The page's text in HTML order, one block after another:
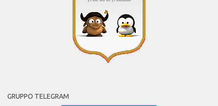
GRUPPO TELEGRAM